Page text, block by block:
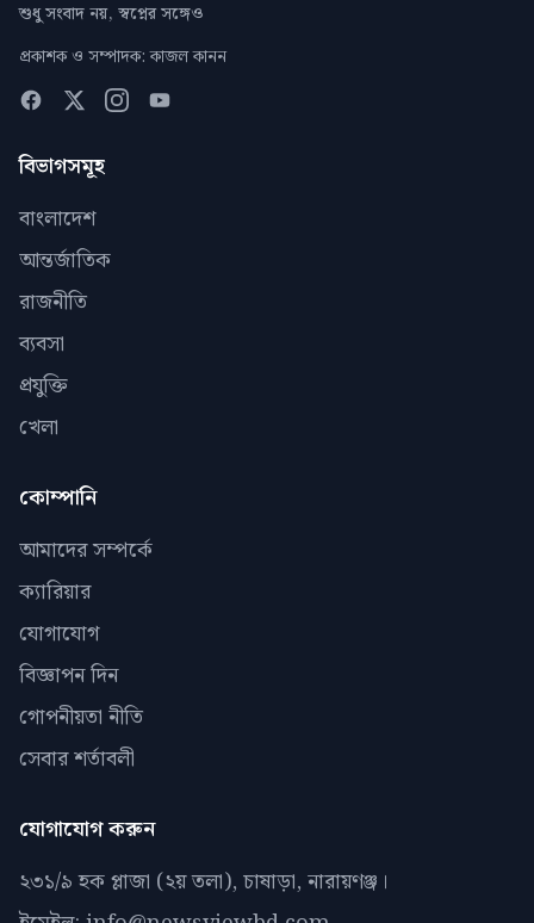
শুধু সংবাদ নয়, স্বপ্নের সঙ্গেও
প্রকাশক ও সম্পাদক: কাজল কানন
বিভাগসমূহ
বাংলাদেশ
আন্তর্জাতিক
রাজনীতি
ব্যবসা
প্রযুক্তি
খেলা
কোম্পানি
আমাদের সম্পর্কে
ক্যারিয়ার
যোগাযোগ
বিজ্ঞাপন দিন
গোপনীয়তা নীতি
সেবার শর্তাবলী
যোগাযোগ করুন
২৩১/৯ হক প্লাজা (২য় তলা), চাষাড়া, নারায়ণঞ্জ।